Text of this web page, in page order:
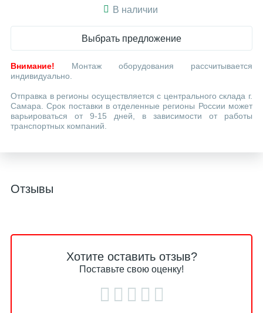
В наличии
Выбрать предложение
Внимание! Монтаж оборудования рассчитывается
индивидуально.
Отправка в регионы осуществляется с центрального склада г.
Самара. Срок поставки в отделенные регионы России может
варьироваться от 9-15 дней, в зависимости от работы
транспортных компаний.
Отзывы
Хотите оставить отзыв?
Поставьте свою оценку!